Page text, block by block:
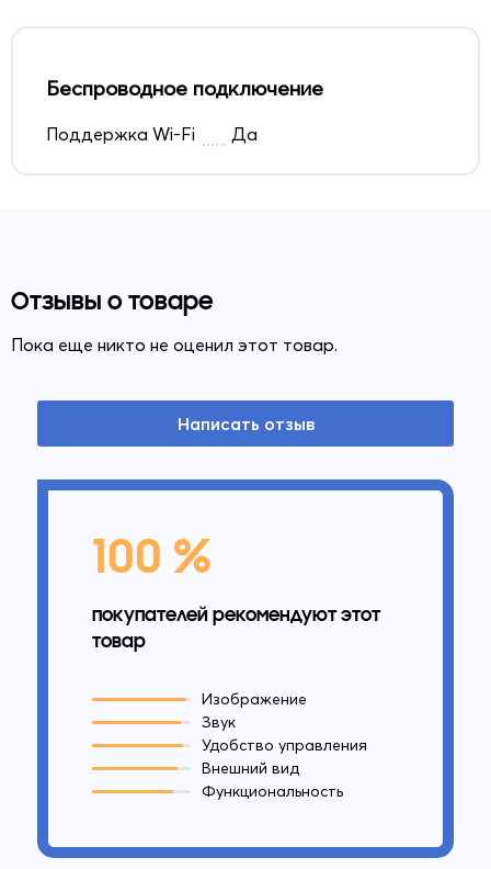
Беспроводное подключение
Поддержка Wi-Fi Да
Отзывы о товаре
Пока еще никто не оценил этот товар.
Написать отзыв
100 %
покупателей рекомендуют этот
товар
Изображение
Звук
Удобство управления
Внешний вид
Функциональность